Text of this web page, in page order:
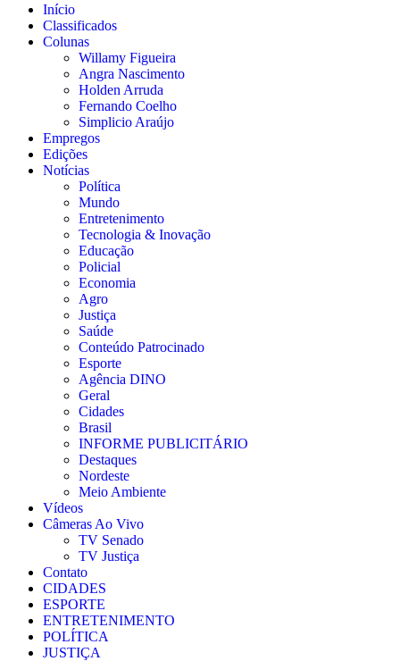
Início
Classificados
Colunas
Willamy Figueira
Angra Nascimento
Holden Arruda
Fernando Coelho
Simplicio Araújo
Empregos
Edições
Notícias
Política
Mundo
Entretenimento
Tecnologia & Inovação
Educação
Policial
Economia
Agro
Justiça
Saúde
Conteúdo Patrocinado
Esporte
Agência DINO
Geral
Cidades
Brasil
INFORME PUBLICITÁRIO
Destaques
Nordeste
Meio Ambiente
Vídeos
Câmeras Ao Vivo
TV Senado
TV Justiça
Contato
CIDADES
ESPORTE
ENTRETENIMENTO
POLÍTICA
JUSTIÇA